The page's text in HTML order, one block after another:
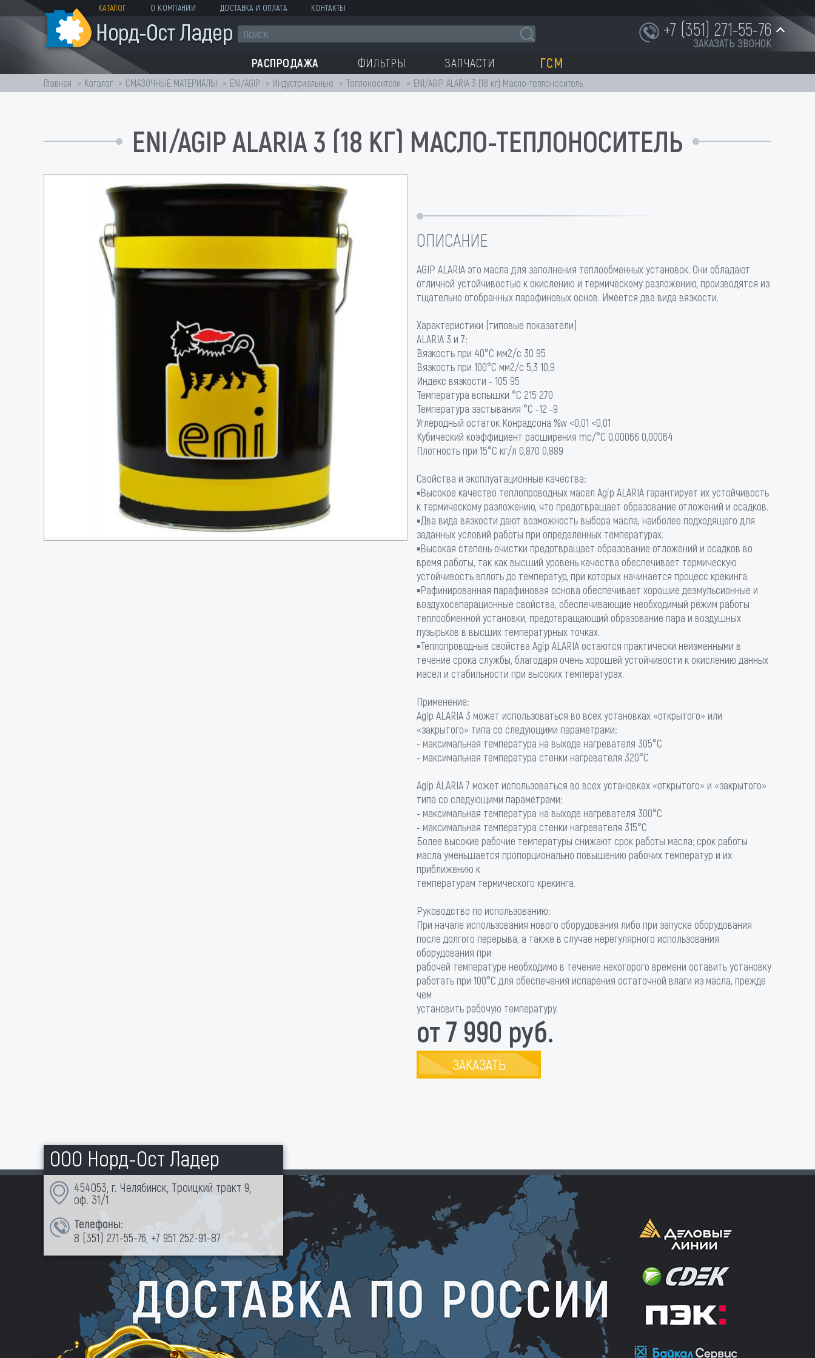
КАТАЛОГ О КОМПАНИИ ДОСТАВКА И ОПЛАТА КОНТАКТЫ
+7 (351) 271-55-76
ЗАКАЗАТЬ ЗВОНОК
+7 (951) 252-91-87
INFO@NORD-OST-LADER.RU
РАСПРОДАЖА ФИЛЬТРЫ ЗАПЧАСТИ ГСМ
Главная Каталог СМАЗОЧНЫЕ МАТЕРИАЛЫ ENI/AGIP Индустриальные Теплоносители ENI/AGIP ALARIA 3 (18 кг) Масло-теплоноситель
ENI/AGIP ALARIA 3 (18 КГ) МАСЛО-ТЕПЛОНОСИТЕЛЬ
ОПИСАНИЕ
AGIP ALARIA это масла для заполнения теплообменных установок. Они обладают
отличной устойчивостью к окислению и термическому разложению, производятся из
тщательно отобранных парафиновых основ. Имеется два вида вязкости.
Характеристики (типовые показатели)
ALARIA 3 и 7:
Вязкость при 40°С мм2/с 30 95
Вязкость при 100°С мм2/с 5,3 10,9
Индекс вязкости - 105 95
Температура вспышки °C 215 270
Температура застывания °C -12 -9
Углеродный остаток Конрадсона %w <0,01 <0,01
Кубический коэффициент расширения mc/°C 0,00066 0,00064
Плотность при 15°С кг/л 0,870 0,889
Свойства и эксплуатационные качества:
▪Высокое качество теплопроводных масел Agip ALARIA гарантирует их устойчивость
к термическому разложению, что предотвращает образование отложений и осадков.
▪Два вида вязкости дают возможность выбора масла, наиболее подходящего для
заданных условий работы при определенных температурах.
▪Высокая степень очистки предотвращает образование отложений и осадков во
время работы, так как высший уровень качества обеспечивает термическую
устойчивость вплоть до температур, при которых начинается процесс крекинга.
▪Рафинированная парафиновая основа обеспечивает хорошие деэмульсионные и
воздухосепарационные свойства, обеспечивающие необходимый режим работы
теплообменной установки, предотвращающий образование пара и воздушных
пузырьков в высших температурных точках.
▪Теплопроводные свойства Agip ALARIA остаются практически неизменными в
течение срока службы, благодаря очень хорошей устойчивости к окислению данных
масел и стабильности при высоких температурах.
Применение:
Agip ALARIA 3 может использоваться во всех установках «открытого» или
«закрытого» типа со следующими параметрами:
- максимальная температура на выходе нагревателя 305°С
- максимальная температура стенки нагревателя 320°С
Agip ALARIA 7 может использоваться во всех установках «открытого» и «закрытого»
типа со следующими параметрами:
- максимальная температура на выходе нагревателя 300°С
- максимальная температура стенки нагревателя 315°С
Более высокие рабочие температуры снижают срок работы масла; срок работы
масла уменьшается пропорционально повышению рабочих температур и их
приближению к
температурам термического крекинга.
Руководство по использованию:
При начале использования нового оборудования либо при запуске оборудования
после долгого перерыва, а также в случае нерегулярного использования
оборудования при
рабочей температуре необходимо в течение некоторого времени оставить установку
работать при 100°С для обеспечения испарения остаточной влаги из масла, прежде
чем
установить рабочую температуру.
от 7 990 руб.
ЗАКАЗАТЬ
ООО Норд-Ост Ладер
454053, г. Челябинск, Троицкий тракт 9,
оф. 31/1
Телефоны:
8 (351) 271-55-76 +7 951 252-91-87